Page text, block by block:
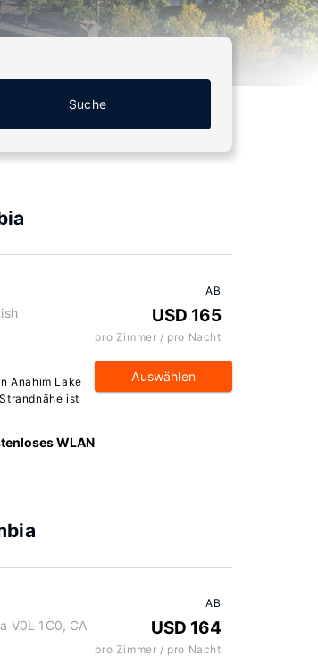
Suche
Anahim Lake
ist
WLAN
AB
USD 165
pro Zimmer / pro Nacht
Auswählen
V0L 1C0, CA
AB
USD 164
pro Zimmer / pro Nacht